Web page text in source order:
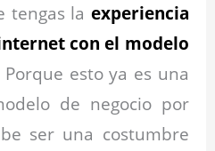
tengas la experiencia
con el modelo
Porque esto ya es una
de negocio por
ser una costumbre